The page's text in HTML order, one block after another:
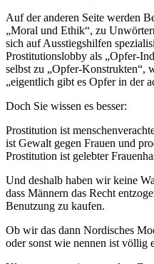
Auf der anderen Seite werden
„Moral und Ethik“, zu
sich auf Ausstiegshilfen
Prostitutionslobby als „Opfer-
selbst zu „Opfer-Konstrukten“,
„eigentlich gibt es Opfer in der
Doch Sie wissen es besser:
Prostitution ist
ist Gewalt gegen Frauen und
Prostitution ist gelebter
Und deshalb haben wir keine
dass Männern das Recht
Benutzung zu kaufen.
Ob wir das dann Nordisches
oder sonst wie nennen ist völlig